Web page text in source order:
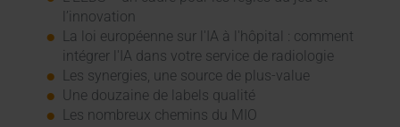
l’innovation
La loi européenne sur l'IA à l'hôpital : comment
intégrer l'IA dans votre service de radiologie
Les synergies, une source de plus-value
Une douzaine de labels qualité
Les nombreux chemins du MIO